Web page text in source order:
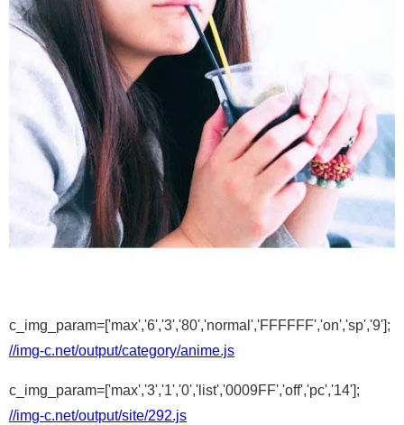
c_img_param=['max','6','3','80','normal','FFFFFF','on','sp','9'];
//img-c.net/output/category/anime.js
c_img_param=['max','3','1','0','list','0009FF','off','pc','14'];
//img-c.net/output/site/292.js